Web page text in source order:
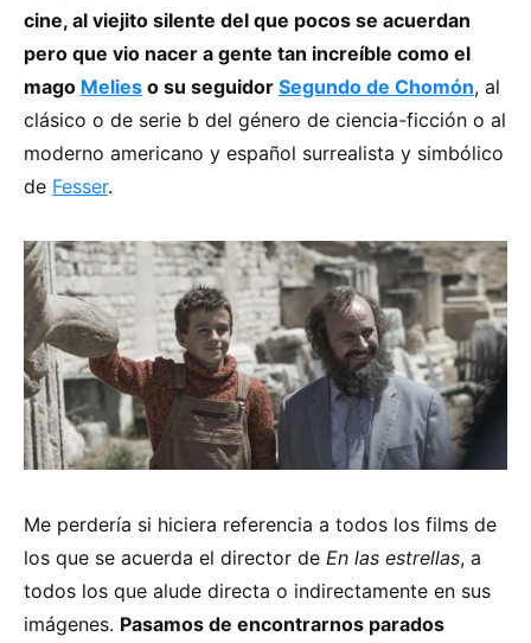
cine, al viejito silente del que pocos se acuerdan
pero que vio nacer a gente tan increíble como el
mago Melies o su seguidor Segundo de Chomón, al
clásico o de serie b del género de ciencia-ficción o al
moderno americano y español surrealista y simbólico
de Fesser.
Me perdería si hiciera referencia a todos los films de
los que se acuerda el director de En las estrellas, a
todos los que alude directa o indirectamente en sus
imágenes. Pasamos de encontrarnos parados